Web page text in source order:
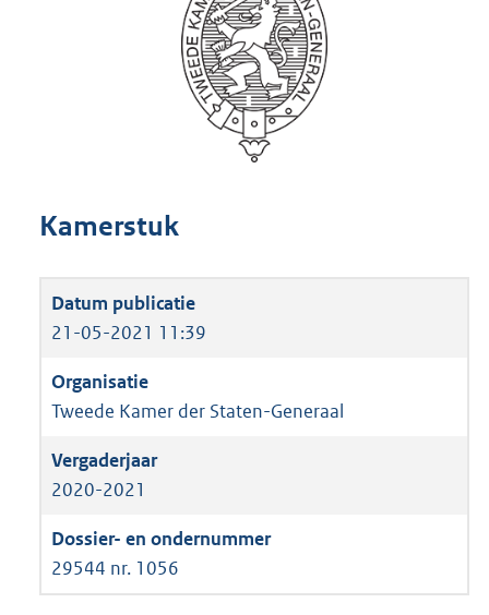
Kamerstuk
21-05-2021 11:39
Tweede Kamer der Staten-Generaal
2020-2021
29544 nr. 1056